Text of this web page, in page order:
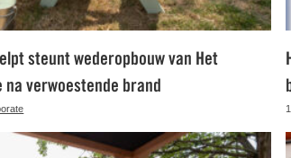
steunt wederopbouw van Het
na verwoestende brand